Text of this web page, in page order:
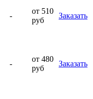
-
от 510
руб
Заказать
-
от 480
руб
Заказать